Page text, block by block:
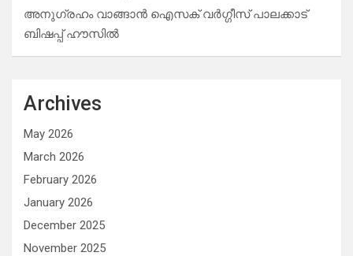
അനുഗ്രഹം വാങ്ങാൻ ഐസക് വര്‍ഗ്ഗീസ് പാലക്കാട്
ബിഷപ്പ് ഹൗസില്‍
Archives
May 2026
March 2026
February 2026
January 2026
December 2025
November 2025